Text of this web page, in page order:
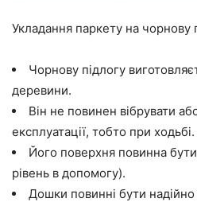
Укладання паркету на чорнову
Чорнову підлогу
деревини.
Він не повинен вібрувати
експлуатації, тобто при ходьбі.
Його поверхня повинна
рівень в допомогу).
Дошки повинні бути надійно